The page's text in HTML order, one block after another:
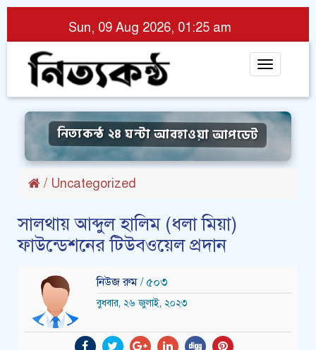
Sun, 09 Aug 2026, 01:25 am
Toggle
নিত্যকন্ঠ ২৪ ঘন্টা আবহাওয়া আপডেট
/ Uncategorized
সালথায় আব্দুল হা‌লিম (ধলা মিয়া)
ফাউ‌ন্ডেশ‌নের টিউবওয়েল প্রদান
নিউজ রুম / ৫০৩
বুধবার, ২৬ জুলাই, ২০২৩